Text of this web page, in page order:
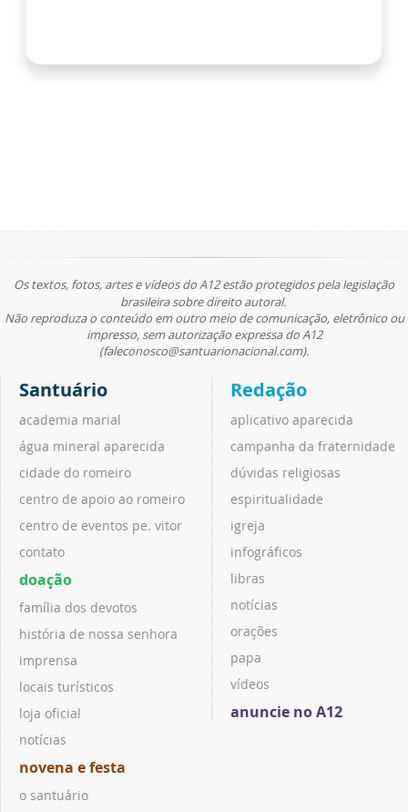
Os textos, fotos, artes e vídeos do A12 estão protegidos pela legislação
brasileira sobre direito autoral.
Não reproduza o conteúdo em outro meio de comunicação, eletrônico ou
impresso, sem autorização expressa do A12
(faleconosco@santuarionacional.com).
Santuário
academia marial
água mineral aparecida
cidade do romeiro
centro de apoio ao romeiro
centro de eventos pe. vitor
contato
doação
família dos devotos
história de nossa senhora
imprensa
locais turísticos
loja oficial
notícias
novena e festa
o santuário
Redação
aplicativo aparecida
campanha da fraternidade
dúvidas religiosas
espiritualidade
igreja
infográficos
libras
notícias
orações
papa
vídeos
anuncie no A12